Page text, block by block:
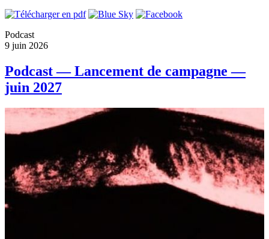
Podcast
9 juin 2026
Podcast — Lancement de campagne —
juin 2027